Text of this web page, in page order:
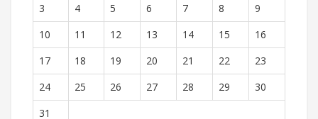
3
4 5 6 7 8
9
10
11 12 13 14 15
16
17
18 19 20 21 22
23
24
25 26 27 28 29
30
31